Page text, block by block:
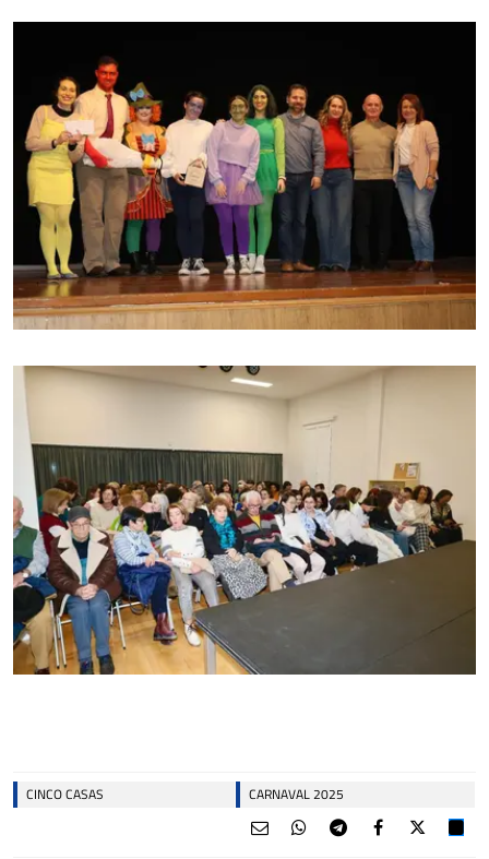
CINCO CASAS CARNAVAL 2025